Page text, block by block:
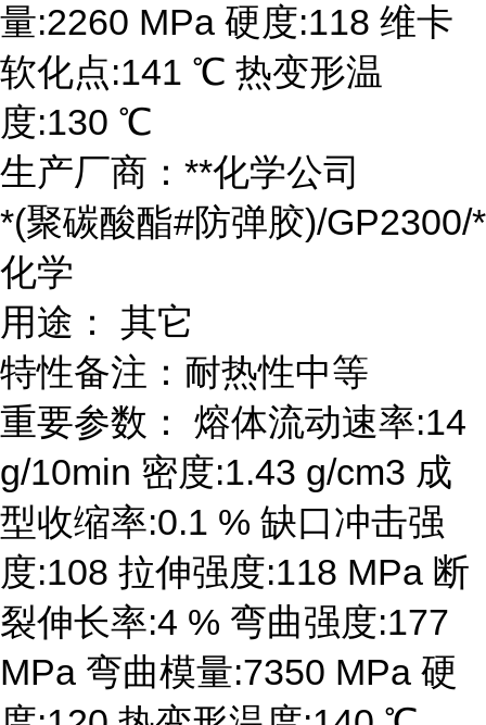
量:2260 MPa 硬度:118 维卡
软化点:141 ℃ 热变形温
度:130 ℃
生产厂商：**化学公司
*(聚碳酸酯#防弹胶)/GP2300/*
化学
用途： 其它
特性备注：耐热性中等
重要参数： 熔体流动速率:14
g/10min 密度:1.43 g/cm3 成
型收缩率:0.1 % 缺口冲击强
度:108 拉伸强度:118 MPa 断
裂伸长率:4 % 弯曲强度:177
MPa 弯曲模量:7350 MPa 硬